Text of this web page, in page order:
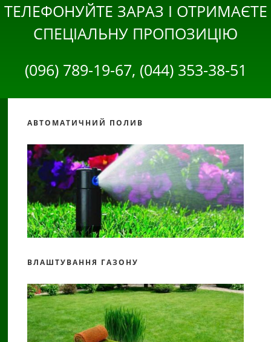
ТЕЛЕФОНУЙТЕ ЗАРАЗ І ОТРИМАЄТЕ
СПЕЦІАЛЬНУ ПРОПОЗИЦІЮ
(096) 789-19-67, (044) 353-38-51
АВТОМАТИЧНИЙ ПОЛИВ
ВЛАШТУВАННЯ ГАЗОНУ